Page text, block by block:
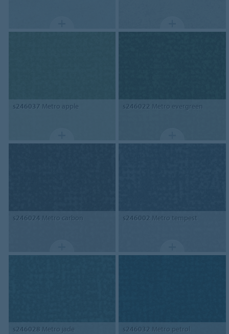
s246037 Metro apple s246022 Metro evergreen
s246024 Metro carbon s246002 Metro tempest
s246028 Metro jade s246032 Metro petrol